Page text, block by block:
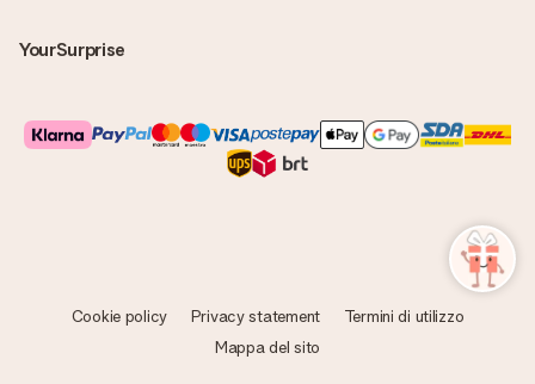
YourSurprise
Cookie policy Privacy statement
Termini di utilizzo
Mappa del sito